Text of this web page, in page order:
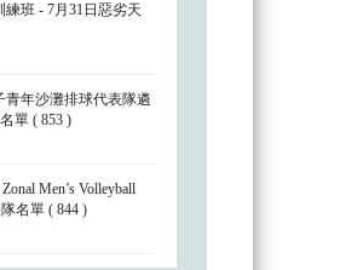
練班 - 7月31日惡劣天
青年沙灘排球代表隊遴
單 ( 853 )
Men’s Volleyball
名單 ( 844 )